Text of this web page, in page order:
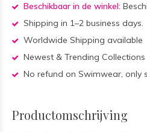
Beschikbaar in de winkel:
Shipping in 1–2 business days.
Worldwide Shipping available
Newest & Trending Collections
No refund on Swimwear, only
Productomschrijving